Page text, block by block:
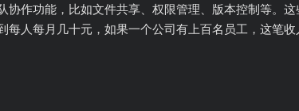
作功能，比如文件共享、权限管理、版本控制等。
人每月几十元，如果一个公司有上百名员工，这笔